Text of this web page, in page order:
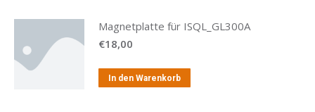
Magnetplatte für ISQL_GL300A
€18,00
In den Warenkorb